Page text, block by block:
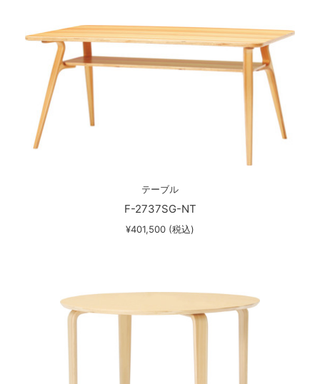
テーブル
F-2737SG-NT
¥401,500 (税込)